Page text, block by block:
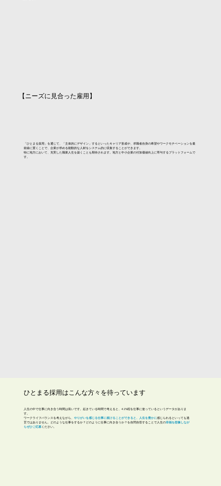
「ひとまる採用」を通じて、「主体的にデザイン」するといったキャリア形成や、求職者自身の希望やワークモチベーションを最
前線に置くことで、企業が求める能動的な人材をシステム的に収集することができます。
特に地方において、充実した職業人生を築くことも期待されます。地方と中小企業の付加価値向上に寄与するプラットフォームで
す。
【ニーズに見合った雇用】
人生の中で仕事に向き合う時間は長いです。起きている時間で考えると、42%程を仕事に使っているというデータがありま
す。
ワークライフバランスを考えながら、 やりがいを感じる仕事に就けることができると、人生を豊かに感じられるといっても過
言ではありません。どのような仕事をするか？どのように仕事に向き合うか？を自問自答することで人生の幸福を想像しなが
らぜひご応募ください。
ひとまる採用はこんな方々を待っています